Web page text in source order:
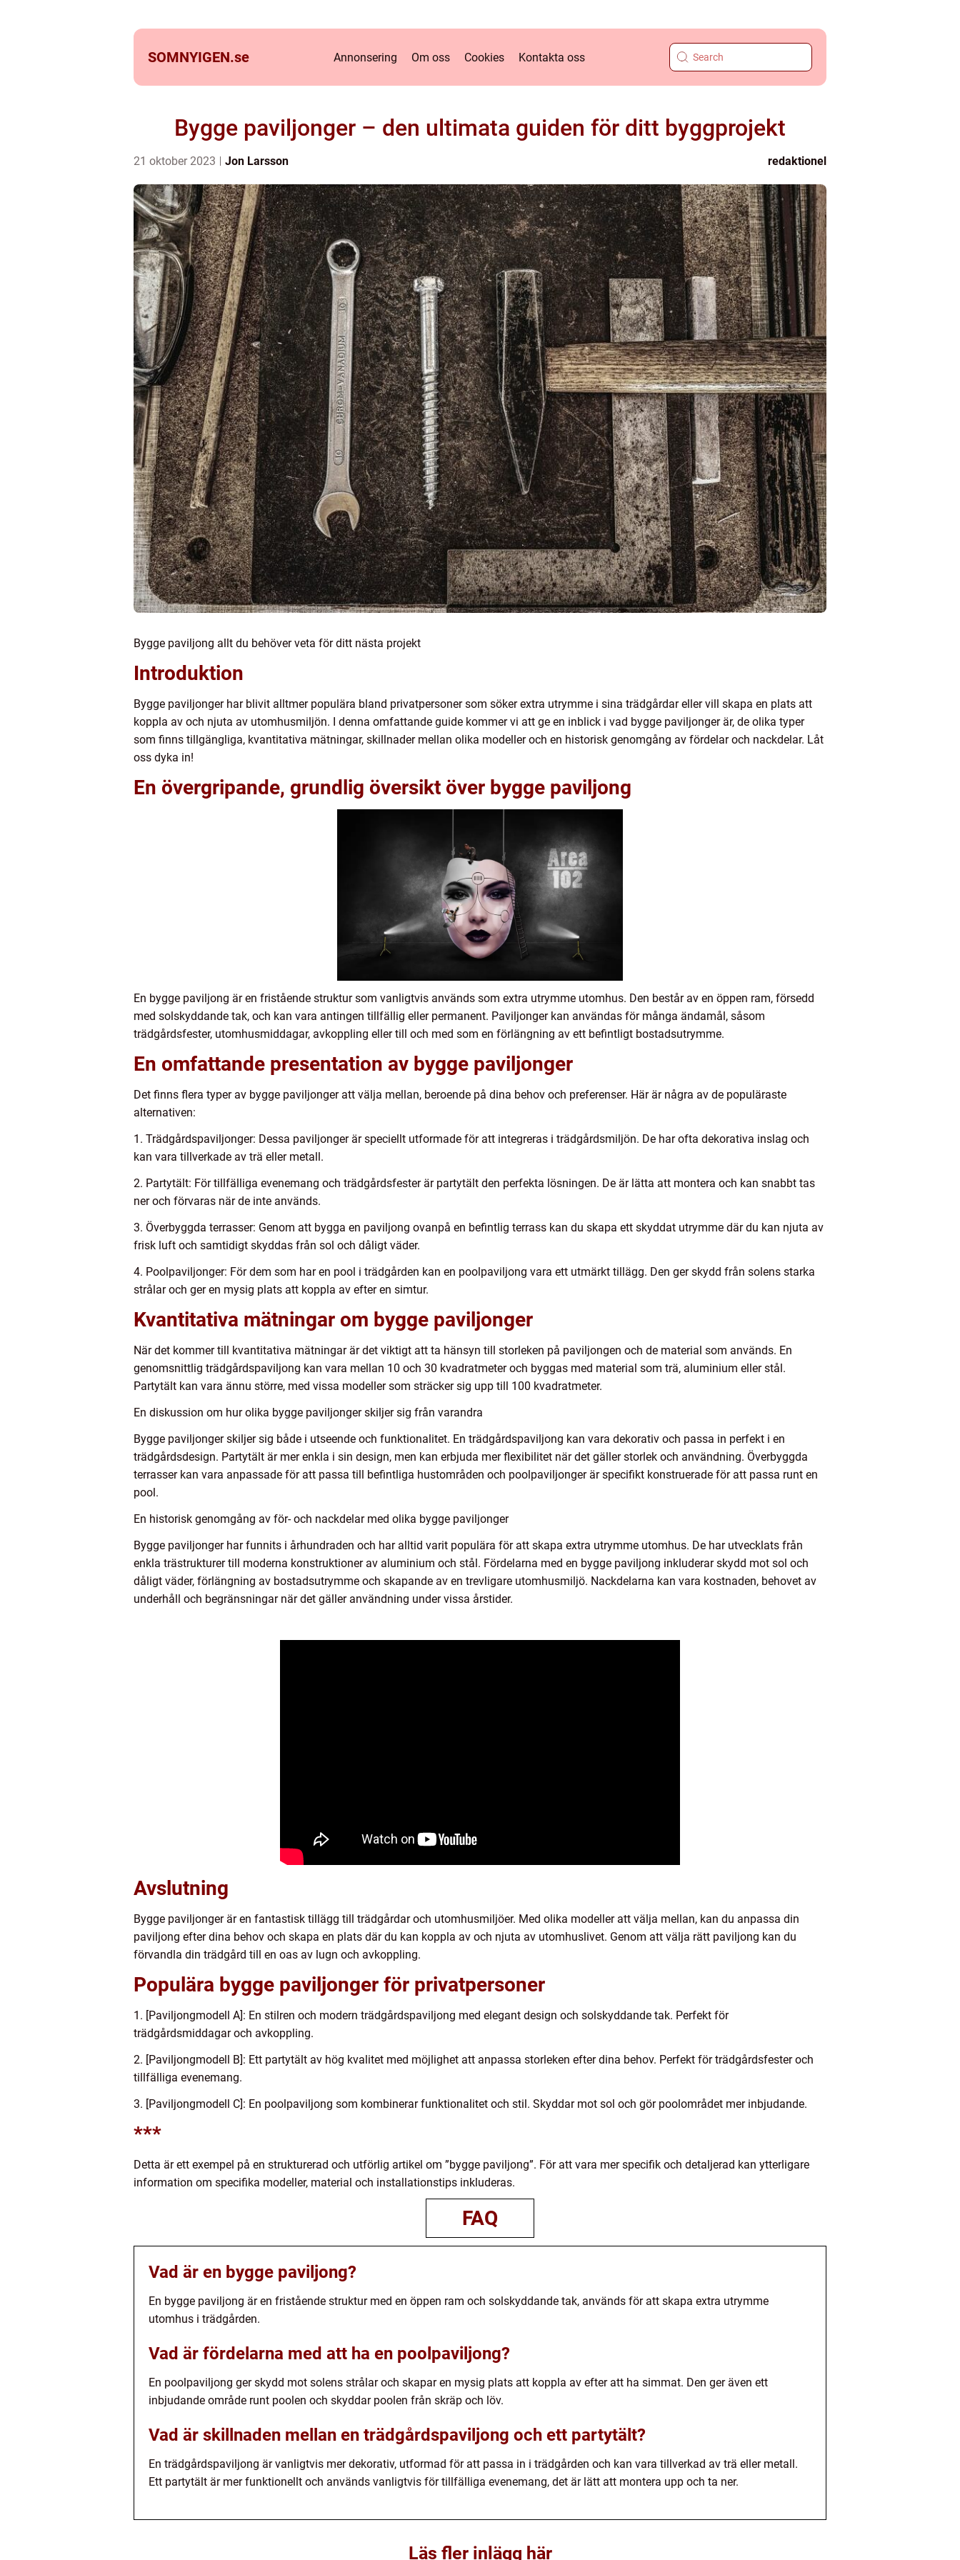
SOMNYIGEN.se Annonsering Om oss Cookies Kontakta oss
Bygge paviljonger – den ultimata guiden för ditt byggprojekt
21 oktober 2023 Jon Larsson redaktionel
Bygge paviljong allt du behöver veta för ditt nästa projekt
Introduktion
Bygge paviljonger har blivit alltmer populära bland privatpersoner som söker extra utrymme i sina trädgårdar eller vill skapa en plats att
koppla av och njuta av utomhusmiljön. I denna omfattande guide kommer vi att ge en inblick i vad bygge paviljonger är, de olika typer
som finns tillgängliga, kvantitativa mätningar, skillnader mellan olika modeller och en historisk genomgång av fördelar och nackdelar. Låt
oss dyka in!
En övergripande, grundlig översikt över bygge paviljong
En bygge paviljong är en fristående struktur som vanligtvis används som extra utrymme utomhus. Den består av en öppen ram, försedd
med solskyddande tak, och kan vara antingen tillfällig eller permanent. Paviljonger kan användas för många ändamål, såsom
trädgårdsfester, utomhusmiddagar, avkoppling eller till och med som en förlängning av ett befintligt bostadsutrymme.
En omfattande presentation av bygge paviljonger
Det finns flera typer av bygge paviljonger att välja mellan, beroende på dina behov och preferenser. Här är några av de populäraste
alternativen:
1. Trädgårdspaviljonger: Dessa paviljonger är speciellt utformade för att integreras i trädgårdsmiljön. De har ofta dekorativa inslag och
kan vara tillverkade av trä eller metall.
2. Partytält: För tillfälliga evenemang och trädgårdsfester är partytält den perfekta lösningen. De är lätta att montera och kan snabbt tas
ner och förvaras när de inte används.
3. Överbyggda terrasser: Genom att bygga en paviljong ovanpå en befintlig terrass kan du skapa ett skyddat utrymme där du kan njuta av
frisk luft och samtidigt skyddas från sol och dåligt väder.
4. Poolpaviljonger: För dem som har en pool i trädgården kan en poolpaviljong vara ett utmärkt tillägg. Den ger skydd från solens starka
strålar och ger en mysig plats att koppla av efter en simtur.
Kvantitativa mätningar om bygge paviljonger
När det kommer till kvantitativa mätningar är det viktigt att ta hänsyn till storleken på paviljongen och de material som används. En
genomsnittlig trädgårdspaviljong kan vara mellan 10 och 30 kvadratmeter och byggas med material som trä, aluminium eller stål.
Partytält kan vara ännu större, med vissa modeller som sträcker sig upp till 100 kvadratmeter.
En diskussion om hur olika bygge paviljonger skiljer sig från varandra
Bygge paviljonger skiljer sig både i utseende och funktionalitet. En trädgårdspaviljong kan vara dekorativ och passa in perfekt i en
trädgårdsdesign. Partytält är mer enkla i sin design, men kan erbjuda mer flexibilitet när det gäller storlek och användning. Överbyggda
terrasser kan vara anpassade för att passa till befintliga hustområden och poolpaviljonger är specifikt konstruerade för att passa runt en
pool.
En historisk genomgång av för- och nackdelar med olika bygge paviljonger
Bygge paviljonger har funnits i århundraden och har alltid varit populära för att skapa extra utrymme utomhus. De har utvecklats från
enkla trästrukturer till moderna konstruktioner av aluminium och stål. Fördelarna med en bygge paviljong inkluderar skydd mot sol och
dåligt väder, förlängning av bostadsutrymme och skapande av en trevligare utomhusmiljö. Nackdelarna kan vara kostnaden, behovet av
underhåll och begränsningar när det gäller användning under vissa årstider.
Avslutning
Bygge paviljonger är en fantastisk tillägg till trädgårdar och utomhusmiljöer. Med olika modeller att välja mellan, kan du anpassa din
paviljong efter dina behov och skapa en plats där du kan koppla av och njuta av utomhuslivet. Genom att välja rätt paviljong kan du
förvandla din trädgård till en oas av lugn och avkoppling.
Populära bygge paviljonger för privatpersoner
1. [Paviljongmodell A]: En stilren och modern trädgårdspaviljong med elegant design och solskyddande tak. Perfekt för
trädgårdsmiddagar och avkoppling.
2. [Paviljongmodell B]: Ett partytält av hög kvalitet med möjlighet att anpassa storleken efter dina behov. Perfekt för trädgårdsfester och
tillfälliga evenemang.
3. [Paviljongmodell C]: En poolpaviljong som kombinerar funktionalitet och stil. Skyddar mot sol och gör poolområdet mer inbjudande.
***
Detta är ett exempel på en strukturerad och utförlig artikel om ”bygge paviljong”. För att vara mer specifik och detaljerad kan ytterligare
information om specifika modeller, material och installationstips inkluderas.
FAQ
Vad är en bygge paviljong?
En bygge paviljong är en fristående struktur med en öppen ram och solskyddande tak, används för att skapa extra utrymme
utomhus i trädgården.
Vad är fördelarna med att ha en poolpaviljong?
En poolpaviljong ger skydd mot solens strålar och skapar en mysig plats att koppla av efter att ha simmat. Den ger även ett
inbjudande område runt poolen och skyddar poolen från skräp och löv.
Vad är skillnaden mellan en trädgårdspaviljong och ett partytält?
En trädgårdspaviljong är vanligtvis mer dekorativ, utformad för att passa in i trädgården och kan vara tillverkad av trä eller metall.
Ett partytält är mer funktionellt och används vanligtvis för tillfälliga evenemang, det är lätt att montera upp och ta ner.
Läs fler inlägg här